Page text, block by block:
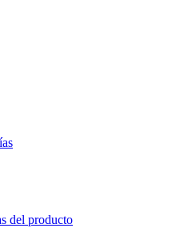
del producto